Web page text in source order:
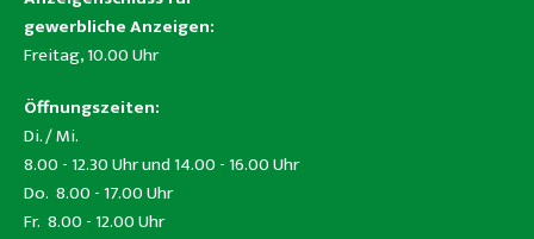
gewerbliche Anzeigen:
Freitag, 10.00 Uhr
Öffnungszeiten:
Di. / Mi.
8.00 - 12.30 Uhr und 14.00 - 16.00 Uhr
Do. 8.00 - 17.00 Uhr
Fr. 8.00 - 12.00 Uhr